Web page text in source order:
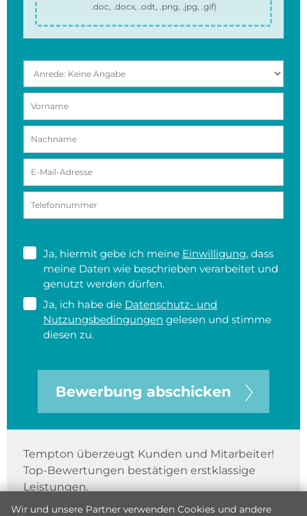
.doc, .docx, .odt, .png, .jpg, .gif)
Ja, hiermit gebe ich meine Einwilligung, dass
meine Daten wie beschrieben verarbeitet und
genutzt werden dürfen.
Ja, ich habe die Datenschutz- und
Nutzungsbedingungen gelesen und stimme
diesen zu.
Bewerbung abschicken
Tempton überzeugt Kunden und Mitarbeiter!
Top-Bewertungen bestätigen erstklassige
Leistungen.
Wir und unsere Partner verwenden Cookies und andere